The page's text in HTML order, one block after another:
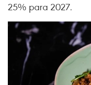
25% para 2027.